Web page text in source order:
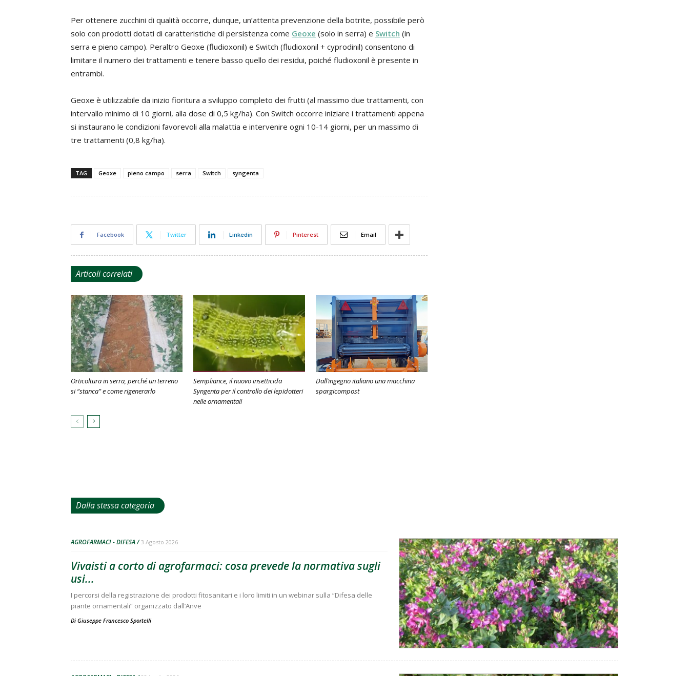
Per ottenere zucchini di qualità occorre, dunque, un’attenta prevenzione della botrite, possibile però
solo con prodotti dotati di caratteristiche di persistenza come Geoxe (solo in serra) e Switch (in
serra e pieno campo). Peraltro Geoxe (fludioxonil) e Switch (fludioxonil + cyprodinil) consentono di
limitare il numero dei trattamenti e tenere basso quello dei residui, poiché fludioxonil è presente in
entrambi.
Geoxe è utilizzabile da inizio fioritura a sviluppo completo dei frutti (al massimo due trattamenti, con
intervallo minimo di 10 giorni, alla dose di 0,5 kg/ha). Con Switch occorre iniziare i trattamenti appena
si instaurano le condizioni favorevoli alla malattia e intervenire ogni 10-14 giorni, per un massimo di
tre trattamenti (0,8 kg/ha).
TAG Geoxe pieno campo serra Switch syngenta
Facebook Twitter Linkedin Pinterest Email
Articoli correlati
Orticoltura in serra, perché un terreno
si “stanca” e come rigenerarlo
Sempliance, il nuovo insetticida
Syngenta per il controllo dei lepidotteri
nelle ornamentali
Dall’ingegno italiano una macchina
spargicompost
Dalla stessa categoria
AGROFARMACI - DIFESA 3 Agosto 2026
Vivaisti a corto di agrofarmaci: cosa prevede la normativa sugli
usi...
I percorsi della registrazione dei prodotti fitosanitari e i loro limiti in un webinar sulla “Difesa delle
piante ornamentali” organizzato dall’Anve
Di Giuseppe Francesco Sportelli